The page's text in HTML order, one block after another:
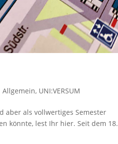
Allgemein, UNI:VERSUM
aber als vollwertiges Semester
könnte, lest Ihr hier. Seit dem 18.